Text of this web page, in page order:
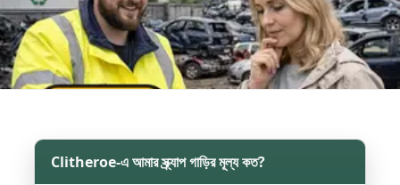
Clitheroe-এ আমার স্ক্র্যাপ গাড়ির মূল্য কত?